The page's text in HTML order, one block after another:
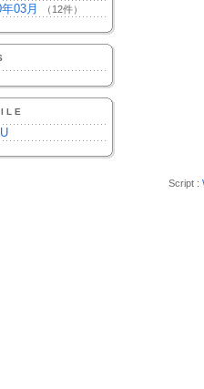
03月 （12件）
Script :